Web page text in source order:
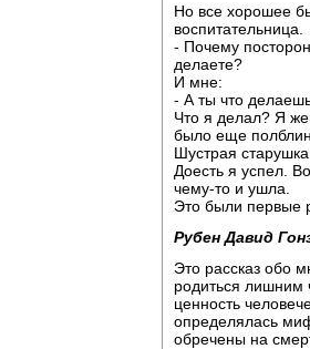
Но все хорошее
воспитательница.
- Почему
делаете?
И мне:
- А ты что
Что я делал? Я
было еще
Шустрая
Доесть я успел.
чему-то и ушла.
Это были первые
Рубен Давид
Это рассказ обо
родиться лишним
ценность
определялась
обречены на